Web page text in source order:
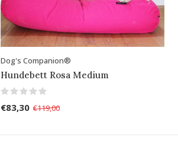
Dog's Companion®
Hundebett Rosa Medium
€83,30 €119,00